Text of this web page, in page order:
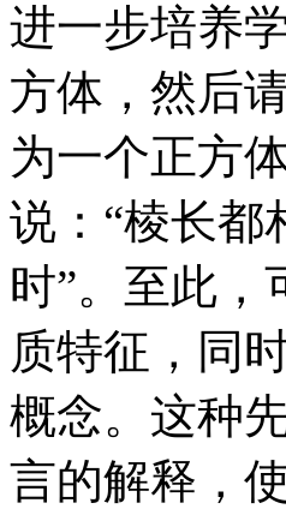
进一步培养
方体，然后
为一个正方
说：“棱长都
时”。至此
质特征，同
概念。这种
言的解释，